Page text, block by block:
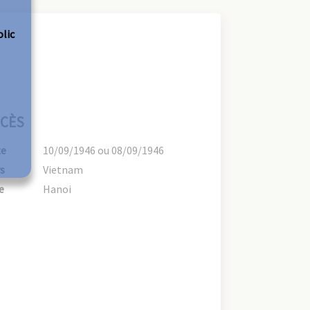
10/09/1946 ou 08/09/1946
Vietnam
Hanoi